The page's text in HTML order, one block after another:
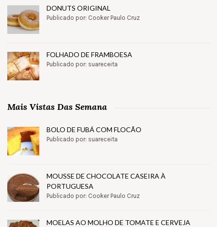
DONUTS ORIGINAL
Publicado por: Cooker Paulo Cruz
FOLHADO DE FRAMBOESA
Publicado por: suareceita
Mais Vistas Das Semana
BOLO DE FUBÁ COM FLOCÃO
Publicado por: suareceita
MOUSSE DE CHOCOLATE CASEIRA À
PORTUGUESA
Publicado por: Cooker Paulo Cruz
MOELAS AO MOLHO DE TOMATE E CERVEJA